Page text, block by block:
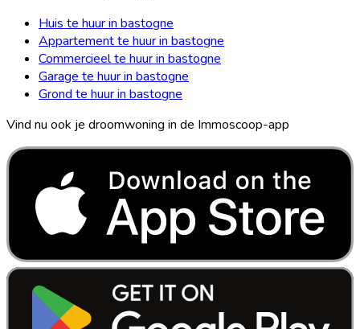
Huis te huur in bastogne
Appartement te huur in bastogne
Commercieel te huur in bastogne
Garage te huur in bastogne
Grond te huur in bastogne
Vind nu ook je droomwoning in de Immoscoop-app